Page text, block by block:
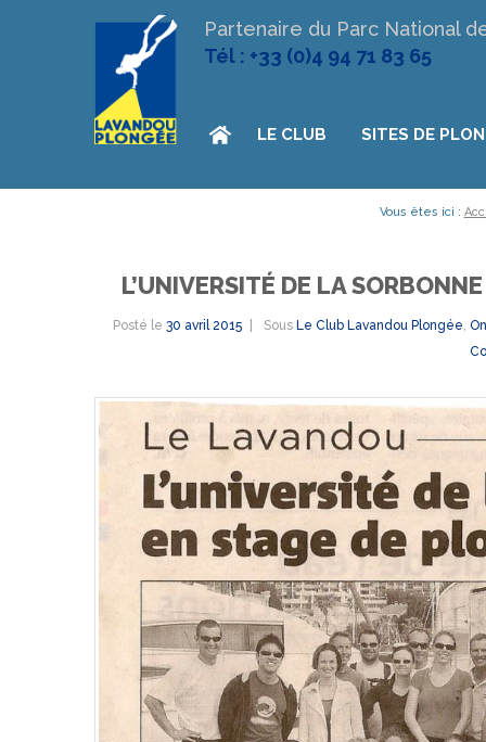
Partenaire du Parc National
Tél : +33 (0)4 94 71 83 65
LE CLUB SITES DE
Vous êtes ici :
L’UNIVERSITÉ DE LA
Posté le 30 avril 2015 Sous Le Club Lavandou Plongée,